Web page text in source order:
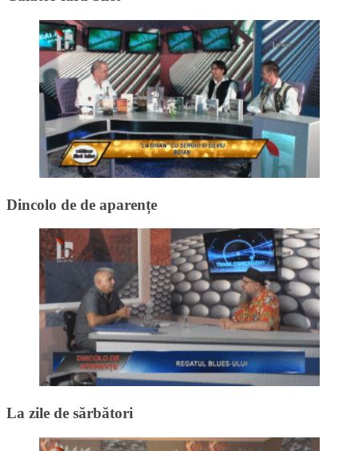
Dincolo de de aparențe
La zile de sărbători